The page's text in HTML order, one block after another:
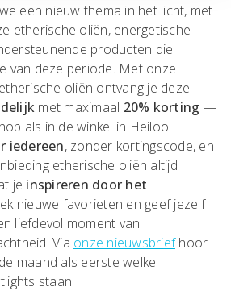
een nieuw thema in het licht, met
etherische oliën, energetische
producten die
van deze periode. Met onze
etherische oliën ontvang je deze
met maximaal 20% korting —
als in de winkel in Heiloo.
iedereen, zonder kortingscode, en
etherische oliën altijd
je inspireren door het
nieuwe favorieten en geef jezelf
liefdevol moment van
Via onze nieuwsbriefhoor
maand als eerste welke
staan.